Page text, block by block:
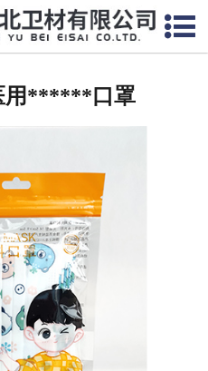
网站首页
安徽医用棉签
安徽显影纱布
安徽医用口罩帽
安徽医用包类
用******口罩